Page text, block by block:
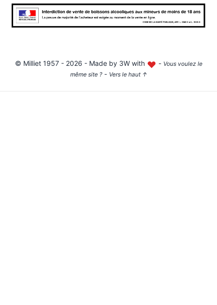
© Milliet1957 - 2026 - Made by 3W with - Vous voulez le
même site ?- Vers le haut ↑